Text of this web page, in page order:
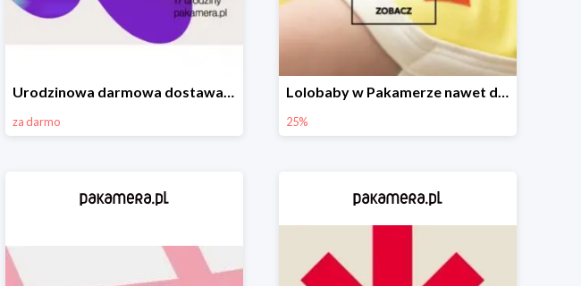
Urodzinowa darmowa dostawa w Pakamerze
za darmo
Lolobaby w Pakamerze nawet do 25%
25%